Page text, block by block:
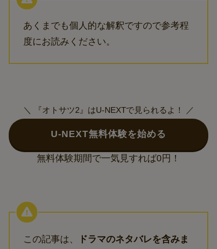
あくまでも個人的な解釈ですので参考程
度にお読みください。
＼ 『オトサツ2』はU-NEXTで見られるよ！ ／
U-NEXT無料体験を始める
無料体験期間で一気見すれば0円！
この記事は、
ドラマのネタバレを含みま